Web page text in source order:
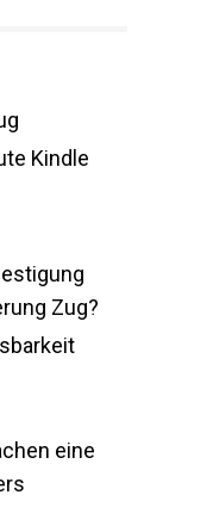
Kindle
Zug?
eine